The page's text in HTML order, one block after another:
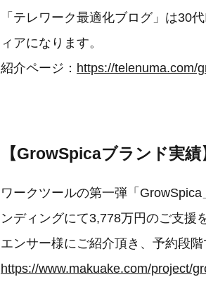
「テレワーク最適化ブログ」は30
ィアになります。
紹介ページ： https://telenuma.com/
【GrowSpicaブランド実績
ワークツールの第一弾「
ンディングにて3,778万円のご支援
エンサー様にご紹介頂き、予約段
https://www.makuake.com/project/